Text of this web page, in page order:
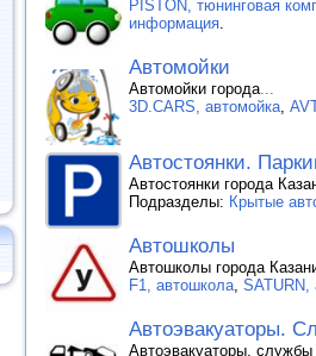
PISTON, тюнинговая
информация.
Автомойки
Автомойки города...
3D.CARS, автомойка,
Автостоянки.
Автостоянки города
Подразделы: Крытые
Автошколы
Автошколы города
F1, автошкола, SATURN,
Автоэвакуаторы.
Автоэвакуаторы,